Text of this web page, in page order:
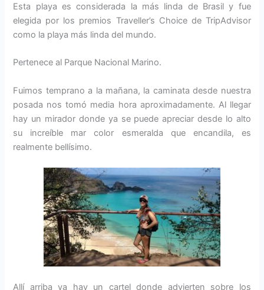
Esta playa es considerada la más linda de Brasil y fue
elegida por los premios Traveller’s Choice de TripAdvisor
como la playa más linda del mundo.
Pertenece al Parque Nacional Marino.
Fuimos temprano a la mañana, la caminata desde nuestra
posada nos tomó media hora aproximadamente. Al llegar
hay un mirador donde ya se puede apreciar desde lo alto
su increíble mar color esmeralda que encandila, es
realmente bellísimo.
Allí arriba ya hay un cartel donde advierten sobre los